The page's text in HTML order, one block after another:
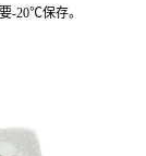
-20℃保存。